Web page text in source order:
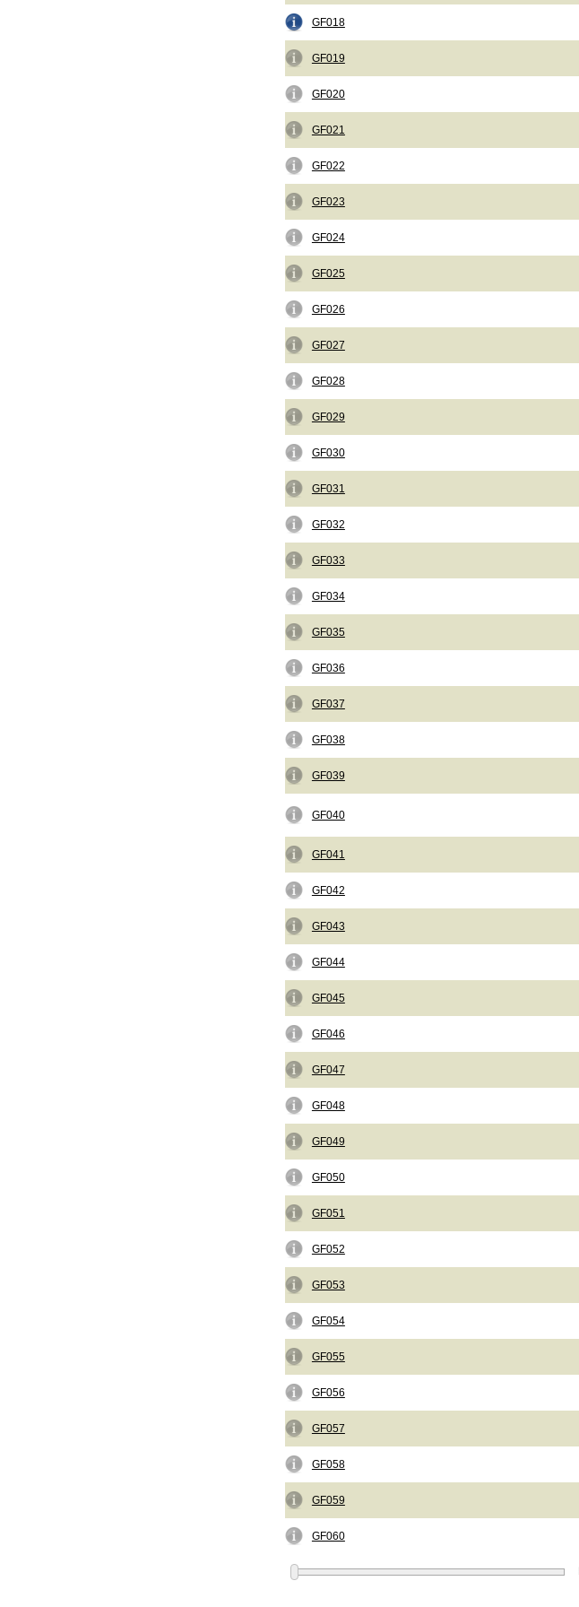
GF018
GF019
GF020
GF021
GF022
GF023
GF024
GF025
GF026
GF027
GF028
GF029
GF030
GF031
GF032
GF033
GF034
GF035
GF036
GF037
GF038
GF039
GF040
GF041
GF042
GF043
GF044
GF045
GF046
GF047
GF048
GF049
GF050
GF051
GF052
GF053
GF054
GF055
GF056
GF057
GF058
GF059
GF060